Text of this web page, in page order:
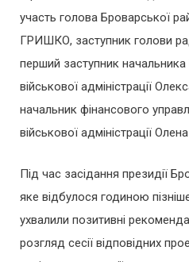
участь голова Броварської
ГРИШКО, заступник голови
перший заступник
військової адміністрації
начальник фінансового
військової адміністрації
Під час засідання президії
яке відбулося годиною
ухвалили позитивні
розгляд сесії відповідних